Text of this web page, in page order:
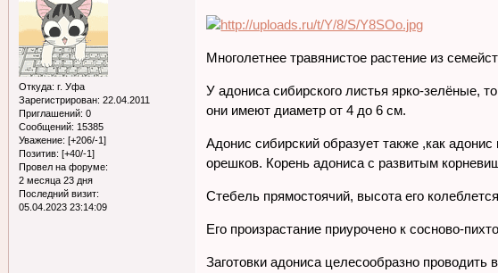
Откуда: г. Уфа
Зарегистрирован: 22.04.2011
Приглашений: 0
Сообщений: 15385
Уважение: [+206/-1]
Позитив: [+40/-1]
Провел на форуме:
2 месяца 23 дня
Последний визит:
05.04.2023 23:14:09
Многолетнее травянистое растение из
У адониса сибирского листья ярко-зелёные,
они имеют диаметр от 4 до 6 см.
Адонис сибирский образует также ,как
орешков. Корень адониса с развитым
Стебель прямостоячий, высота его
Его произрастание приурочено к сосново-
Заготовки адониса целесообразно